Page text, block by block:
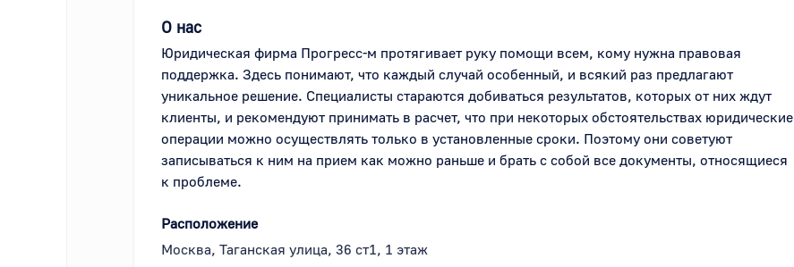
О нас
Юридическая фирма Прогресс-м протягивает руку помощи всем, кому нужна правовая
поддержка. Здесь понимают, что каждый случай особенный, и всякий раз предлагают
уникальное решение. Специалисты стараются добиваться результатов, которых от них ждут
клиенты, и рекомендуют принимать в расчет, что при некоторых обстоятельствах юридические
операции можно осуществлять только в установленные сроки. Поэтому они советуют
записываться к ним на прием как можно раньше и брать с собой все документы, относящиеся
к проблеме.
Расположение
Москва, Таганская улица, 36 ст1, 1 этаж